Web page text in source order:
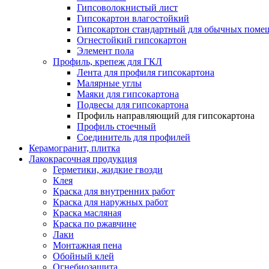
Гипсоволокнистый лист
Гипсокартон влагостойкий
Гипсокартон стандартный для обычных
Огнестойкий гипсокартон
Элемент пола
Профиль, крепеж для ГКЛ
Лента для профиля гипсокартона
Малярные углы
Маяки для гипсокартона
Подвесы для гипсокартона
Профиль направляющий для гипсокартона
Профиль стоечный
Соединитель для профилей
Керамогранит, плитка
Лакокрасочная продукция
Герметики, жидкие гвозди
Клея
Краска для внутренних работ
Краска для наружных работ
Краска масляная
Краска по ржавчине
Лаки
Монтажная пена
Обойный клей
Огнебиозащита